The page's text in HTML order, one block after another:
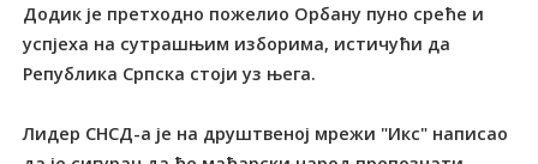
Додик је претходно пожелио Орбану пуно среће и
успјеха на сутрашњим изборима, истичући да
Република Српска стоји уз њега.
Лидер СНСД-а је на друштвеној мрежи "Икс" написао